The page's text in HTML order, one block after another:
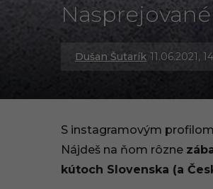
Dušan Šutarík 11.06.2021,
3
9
S instagramovým profilom
Nájdeš na ňom rôzne
kútoch Slovenska (a